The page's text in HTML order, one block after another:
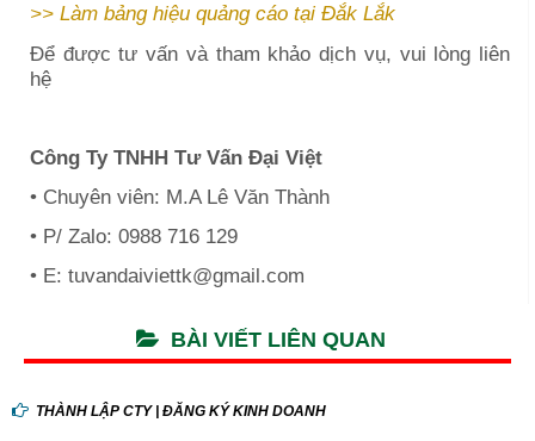
>> Làm bảng hiệu quảng cáo tại Đắk Lắk
Để được tư vấn và tham khảo dịch vụ, vui lòng liên
hệ
Công Ty TNHH Tư Vấn Đại Việt
• Chuyên viên: M.A Lê Văn Thành
• P/ Zalo: 0988 716 129
• E: tuvandaiviettk@gmail.com
BÀI VIẾT LIÊN QUAN
THÀNH LẬP CTY | ĐĂNG KÝ KINH DOANH